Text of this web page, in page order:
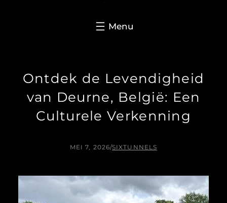
Ontdek de Levendigheid
van Deurne, België: Een
Culturele Verkenning
MEI 7, 2026/SIXTUNNELS